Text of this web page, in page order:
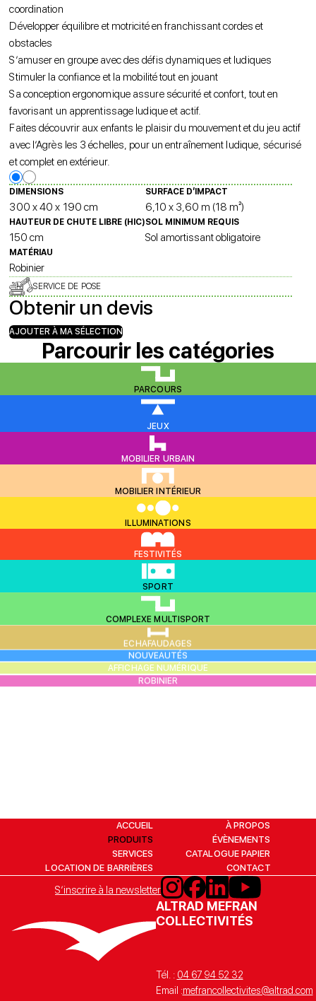
coordination
Développer équilibre et motricité en franchissant cordes et
obstacles
S’amuser en groupe avec des défis dynamiques et ludiques
Stimuler la confiance et la mobilité tout en jouant
Sa conception ergonomique assure sécurité et confort, tout en
favorisant un apprentissage ludique et actif.
Faites découvrir aux enfants le plaisir du mouvement et du jeu actif
avec l’Agrès les 3 échelles, pour un entraînement ludique, sécurisé
et complet en extérieur.
DIMENSIONS
300 x 40 x 190 cm
SURFACE D’IMPACT
6,10 x 3,60 m (18 m²)
HAUTEUR DE CHUTE LIBRE (HIC)
150 cm
SOL MINIMUM REQUIS
Sol amortissant obligatoire
MATÉRIAU
Robinier
SERVICE DE POSE
Obtenir un devis
AJOUTER À MA SÉLECTION
Parcourir les catégories
PARCOURS
JEUX
MOBILIER URBAIN
MOBILIER INTÉRIEUR
ILLUMINATIONS
FESTIVITÉS
SPORT
COMPLEXE MULTISPORT
ECHAFAUDAGES
NOUVEAUTÉS
AFFICHAGE NUMÉRIQUE
ROBINIER
ACCUEIL
PRODUITS
SERVICES
LOCATION DE BARRIÈRES
À PROPOS
ÉVÈNEMENTS
CATALOGUE PAPIER
CONTACT
S’inscrire à la newsletter
ALTRAD MEFRAN
COLLECTIVITÉS
Tél. : 04 67 94 52 32
Email :mefrancollectivites@altrad.com